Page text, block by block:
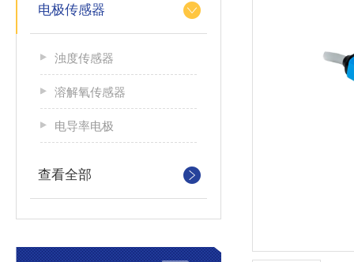
电极传感器
浊度传感器
溶解氧传感器
电导率电极
查看全部